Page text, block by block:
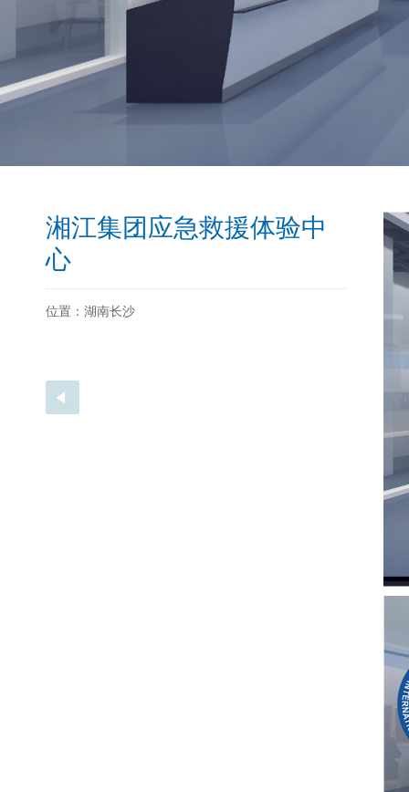
湘江集团应急救援体验中
心
位置：湖南长沙